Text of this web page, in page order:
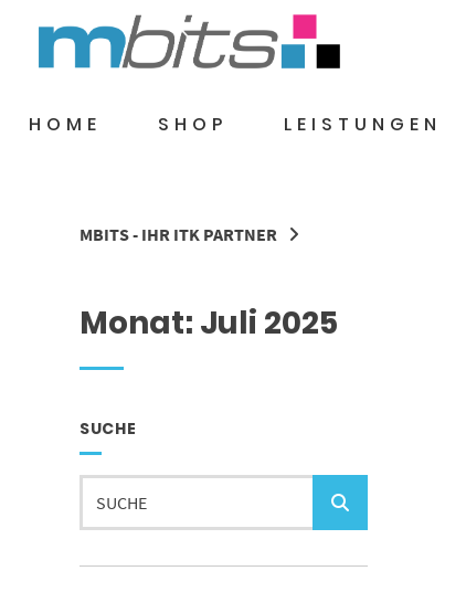
Inhalt
HOME SHOP LEISTUNGEN
MBITS - IHR ITK PARTNER
Monat: Juli 2025
SUCHE